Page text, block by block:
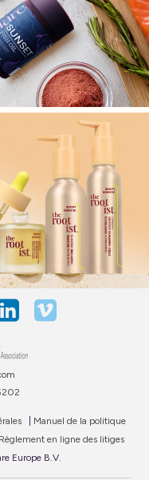
Manuel de la politique
Règlement en ligne des litiges
Europe B.V.